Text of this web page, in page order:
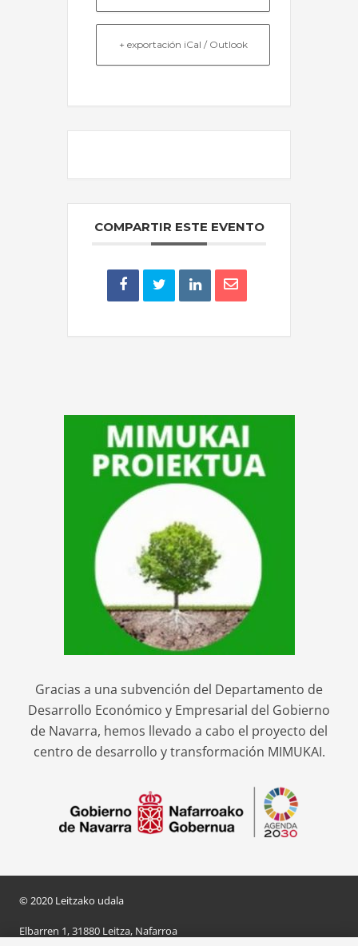
+ exportación iCal / Outlook
COMPARTIR ESTE EVENTO
Gracias a una subvención del Departamento de
Desarrollo Económico y Empresarial del Gobierno
de Navarra, hemos llevado a cabo el proyecto del
centro de desarrollo y transformación MIMUKAI.
© 2020 Leitzako udala
Elbarren 1, 31880 Leitza, Nafarroa